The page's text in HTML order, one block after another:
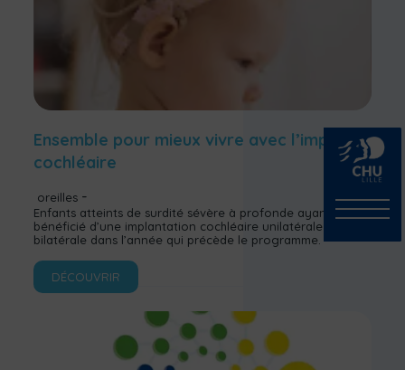
Ensemble pour mieux vivre avec l’implant
cochléaire
oreilles
Enfants atteints de surdité sévère à profonde ayant
bénéficié d’une implantation cochléaire unilatérale ou
bilatérale dans l’année qui précède le programme.
DÉCOUVRIR